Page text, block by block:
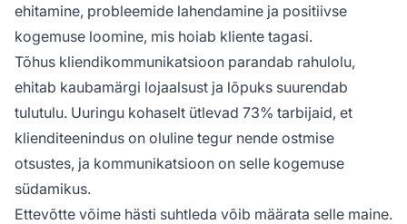
ehitamine, probleemide lahendamine ja positiivse
kogemuse loomine, mis hoiab kliente tagasi.
Tõhus kliendikommunikatsioon parandab rahulolu,
ehitab kaubamärgi lojaalsust ja lõpuks suurendab
tulutulu. Uuringu kohaselt ütlevad 73% tarbijaid, et
klienditeenindus on oluline tegur nende ostmise
otsustes, ja kommunikatsioon on selle kogemuse
südamikus.
Ettevõtte võime hästi suhtleda võib määrata selle maine.